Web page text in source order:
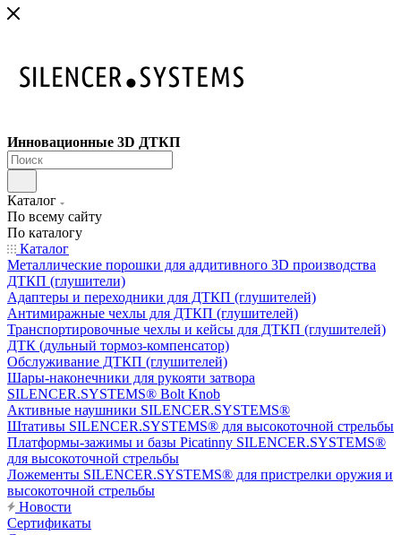
Инновационные 3D ДТКП
Каталог
По всему сайту
По каталогу
Каталог
Металлические порошки для аддитивного 3D производства
ДТКП (глушители)
Адаптеры и переходники для ДТКП (глушителей)
Антимиражные чехлы для ДТКП (глушителей)
Транспортировочные чехлы и кейсы для ДТКП (глушителей)
ДТК (дульный тормоз-компенсатор)
Обслуживание ДТКП (глушителей)
Шары-наконечники для рукояти затвора
SILENCER.SYSTEMS® Bolt Knob
Активные наушники SILENCER.SYSTEMS®
Штативы SILENCER.SYSTEMS® для высокоточной стрельбы
Платформы-зажимы и базы Picatinny SILENCER.SYSTEMS®
для высокоточной стрельбы
Ложементы SILENCER.SYSTEMS® для пристрелки оружия и
высокоточной стрельбы
Новости
Сертификаты